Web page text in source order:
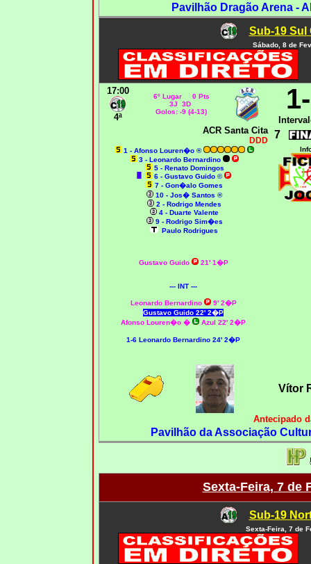
Pavilhão Dragão Arena -
Sub-19 Sul
Sábado, 8 de
17:00
4ª
6º Lugar 0 Pts
3J 3D
Golos: -9 (4-13)
ACR Santa Cita
DDD 7
1 - Afonso Louren�o ®
3 - Leonardo Bernardino
5 - Renato Domingos
6 - Gustavo Guido ©
7 - Gon�alo Gomes
10 - Jos� Santos ®
2 - Rodrigo Mendes
4 - Duarte Valente
9 - Rodrigo Sim�es
Paulo Rodrigues
Gustavo Guido 21' 1�P
--- INT ---
Leonardo Bernardino
9' 2�P
Gustavo Guido 22' 2�P
Afonso Louren�o �
Azul 22' 2�P
1-6 Leonardo Bernardino 24' 2�P
Vítor
Antecipado
Pavilhão da Associação
Sexta-Feira, 7 de
Sub-19
Sexta-Feira, 7 de